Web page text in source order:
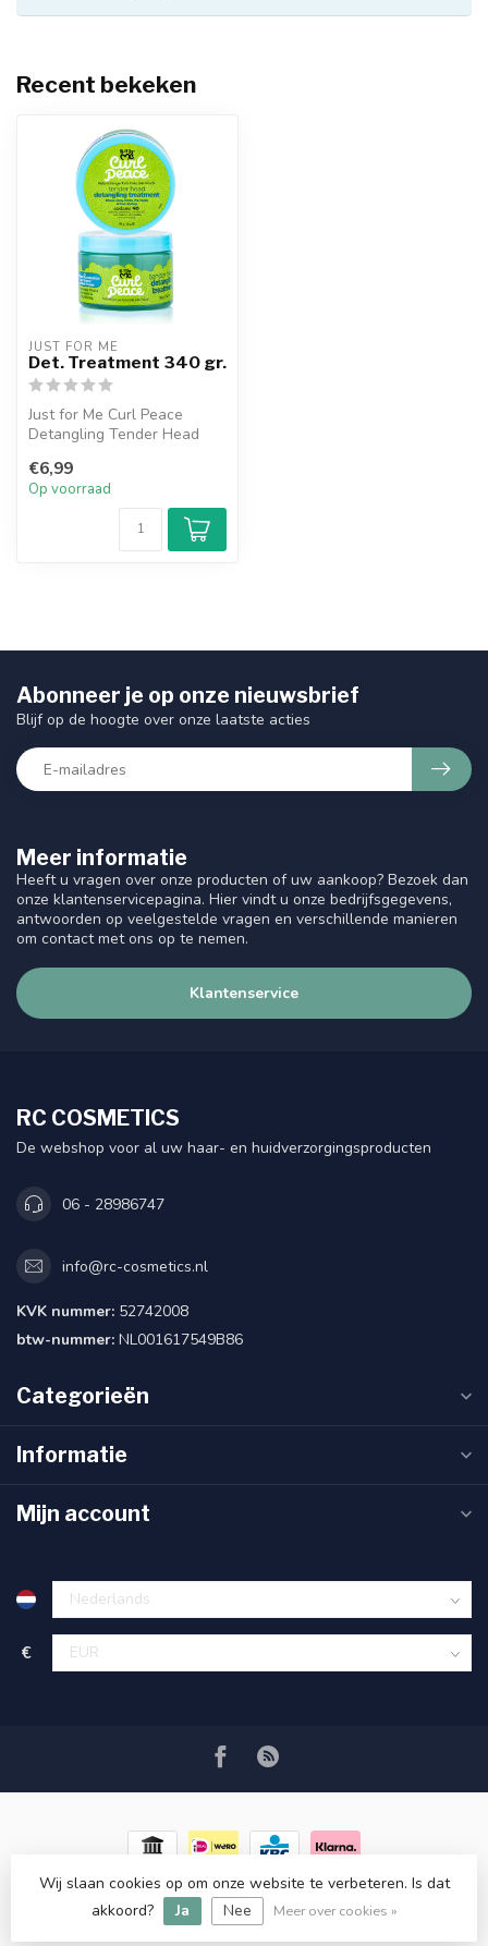
Recent bekeken
JUST FOR ME
Det. Treatment 340 gr.
Just for Me Curl Peace
Detangling Tender Head
stap v...
€6,99
Op voorraad
Meer informatie
Heeft u vragen over onze producten of uw aankoop? Bezoek dan
onze klantenservicepagina. Hier vindt u onze bedrijfsgegevens,
antwoorden op veelgestelde vragen en verschillende manieren
om contact met ons op te nemen.
Klantenservice
Abonneer je op onze nieuwsbrief
Blijf op de hoogte over onze laatste acties
RC COSMETICS
De webshop voor al uw haar- en huidverzorgingsproducten
06 - 28986747
info@rc-cosmetics.nl
KVK nummer: 52742008
btw-nummer: NL001617549B86
Categorieën
Informatie
Mijn account
€
© Copyright 2026 RC COSMETICS- Powered byLightspeed-
Lightspeed design
Dyvelopment
Wij slaan cookies op om onze website te verbeteren. Is dat
akkoord?
Ja Nee Meer over cookies »